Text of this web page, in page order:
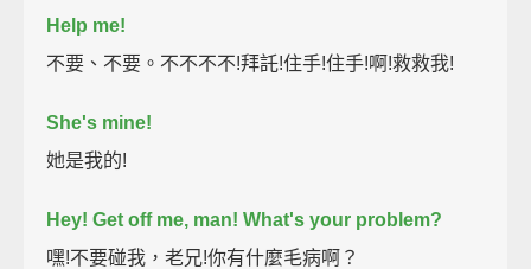
Help me!
不要、不要。不不不不!拜託!住手!住手!啊!救救我!
She's mine!
她是我的!
Hey! Get off me, man! What's your problem?
嘿!不要碰我，老兄!你有什麼毛病啊？